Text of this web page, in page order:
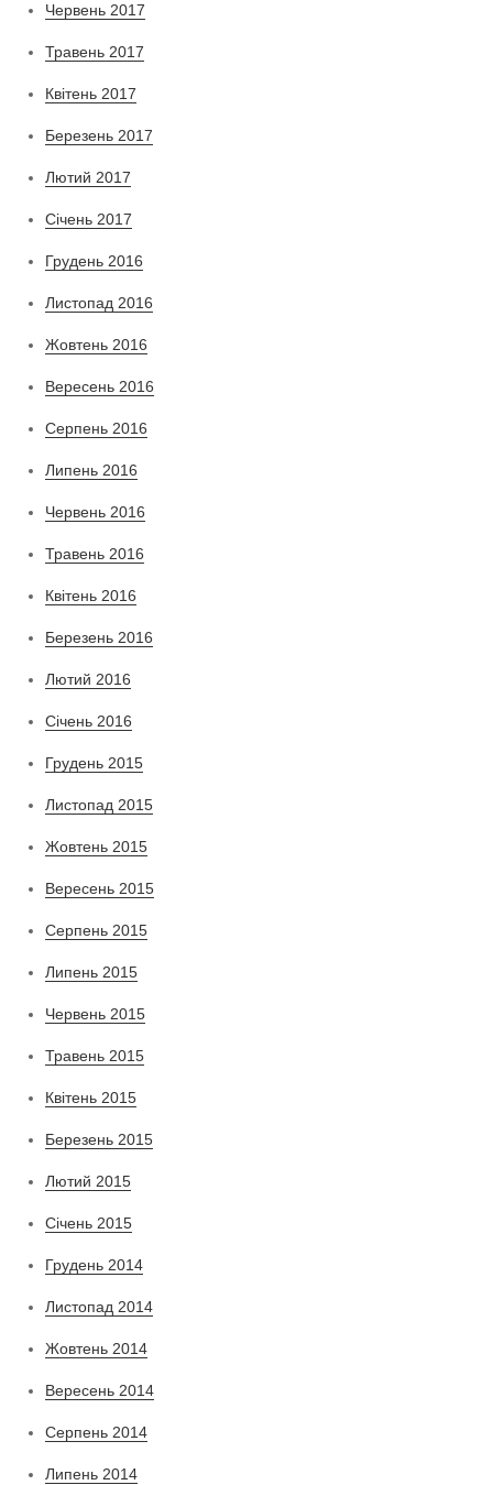
Червень 2017
Травень 2017
Квітень 2017
Березень 2017
Лютий 2017
Січень 2017
Грудень 2016
Листопад 2016
Жовтень 2016
Вересень 2016
Серпень 2016
Липень 2016
Червень 2016
Травень 2016
Квітень 2016
Березень 2016
Лютий 2016
Січень 2016
Грудень 2015
Листопад 2015
Жовтень 2015
Вересень 2015
Серпень 2015
Липень 2015
Червень 2015
Травень 2015
Квітень 2015
Березень 2015
Лютий 2015
Січень 2015
Грудень 2014
Листопад 2014
Жовтень 2014
Вересень 2014
Серпень 2014
Липень 2014